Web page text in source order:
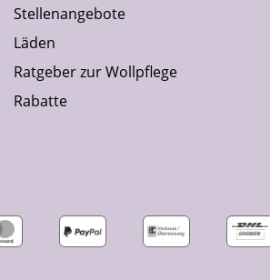
Stellenangebote
Läden
Ratgeber zur Wollpflege
Rabatte